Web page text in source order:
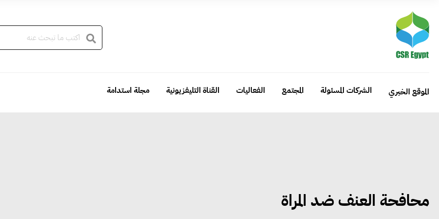
الموقع الخبري الشركات المسئولة المجتمع الفعاليات القناة التليفزيونية مجلة استدامة
محافحة العنف ضد المراة